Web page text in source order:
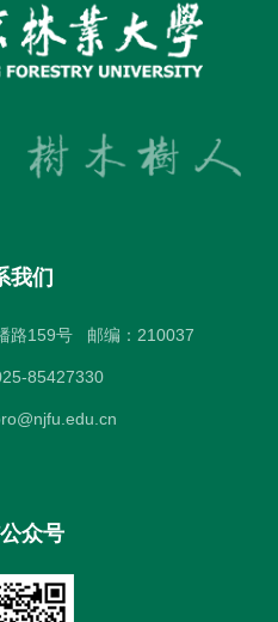
我们
路159号 邮编：210037
85427330
众号